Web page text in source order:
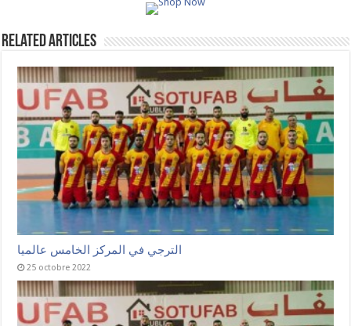
Related Articles
الترجي في المركز الخامس عالميا
25 octobre 2022